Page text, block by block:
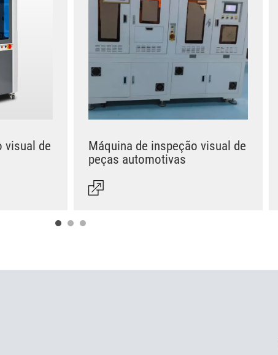
visual de
Máquina de inspeção visual de
peças automotivas